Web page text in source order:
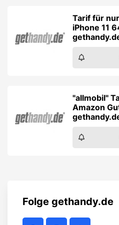
Tarif für
iPhone 11
"allmobil"
Amazon
Folge gethandy.de